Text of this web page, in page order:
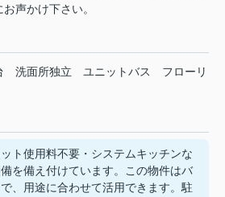
声かけ下さい。
洗面所独立 ユニットバス
フローリ
ト使用料不要・システムキッチンな
を備え付けています。この物件はバ
、用途に合わせて活用できます。駐